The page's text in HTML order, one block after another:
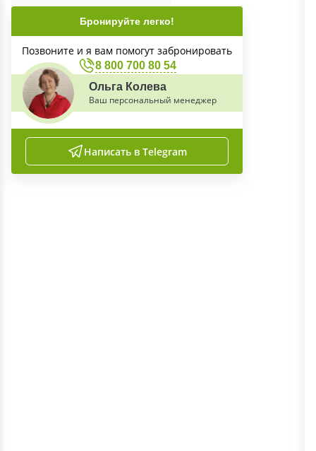
Бронируйте легко!
Позвоните и я вам помогут забронировать
8 800 700 80 54
Ольга Колева
Ваш персональный менеджер
Написать в Telegram